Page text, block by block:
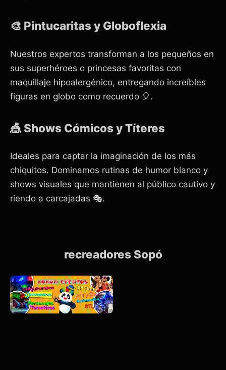
🎨 Pintucaritas y Globoflexia
Nuestros expertos transforman a los pequeños en
sus superhéroes o princesas favoritas con
maquillaje hipoalergénico, entregando increíbles
figuras en globo como recuerdo 🎈.
🎪 Shows Cómicos y Títeres
Ideales para captar la imaginación de los más
chiquitos. Dominamos rutinas de humor blanco y
shows visuales que mantienen al público cautivo y
riendo a carcajadas 🎭.
recreadores Sopó